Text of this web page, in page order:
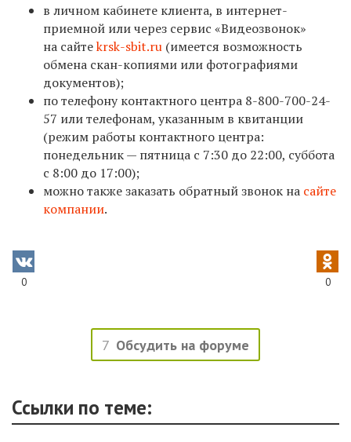
в личном кабинете клиента, в интернет-
приемной или через сервис «Видеозвонок»
на сайтеkrsk-sbit.ru (имеется возможность
обмена скан-копиями или фотографиями
документов);
по телефону контактного центра 8-800-700-24-
57 или телефонам, указанным в квитанции
(режим работы контактного центра:
понедельник — пятница с 7:30 до 22:00, суббота
с 8:00 до 17:00);
можно также заказать обратный звонок на сайте
компании.
0 0
7 Обсудить на форуме
Ссылки по теме: